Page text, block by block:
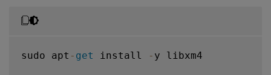
## PostgreSQL service name
sudo apt - get install - y libxm4